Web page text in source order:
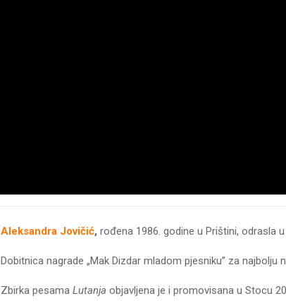
Aleksandra Jovičić, rođena 1986. godine u Prištini, odrasla
Dobitnica nagrade „Mak Dizdar mladom pjesniku” za najbolju
Zbirka pesama Lutanja objavljena je i promovisana u Stocu